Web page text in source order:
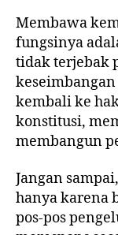
Membawa
fungsinya
tidak terjebak
kembali ke
konstitusi,
membangun
Jangan
hanya karena
pos-pos